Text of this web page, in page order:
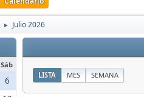
► Julio 2026
Sáb
6
LISTA MES SEMANA